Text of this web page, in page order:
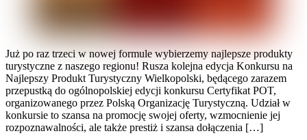
Już po raz trzeci w nowej formule wybierzemy najlepsze produkty
turystyczne z naszego regionu! Rusza kolejna edycja Konkursu na
Najlepszy Produkt Turystyczny Wielkopolski, będącego zarazem
przepustką do ogólnopolskiej edycji konkursu Certyfikat POT,
organizowanego przez Polską Organizację Turystyczną. Udział w
konkursie to szansa na promocję swojej oferty, wzmocnienie jej
rozpoznawalności, ale także prestiż i szansa dołączenia […]